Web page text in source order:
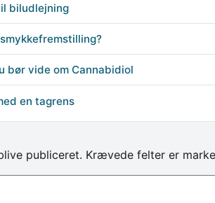
biludlejning
bør vide om Cannabidiol
en tagrens
publiceret. Krævede felter er